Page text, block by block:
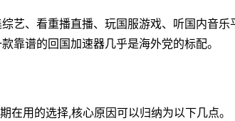
艺、看重播直播、玩国服游戏、听国内音
靠谱的回国加速器几乎是海外党的标配。
用的选择,核心原因可以归纳为以下几点。